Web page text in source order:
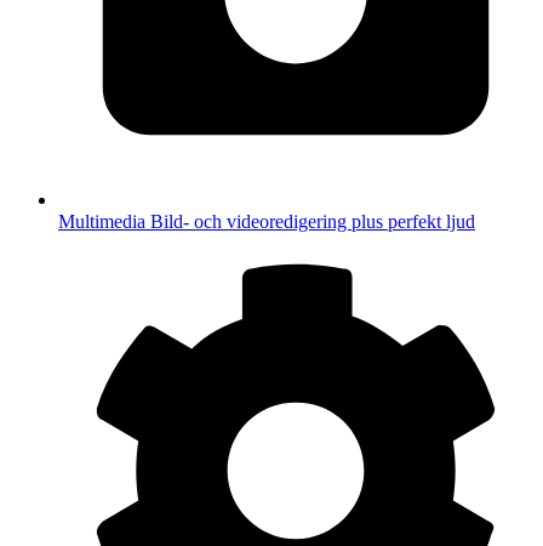
Multimedia Bild- och videoredigering plus perfekt ljud